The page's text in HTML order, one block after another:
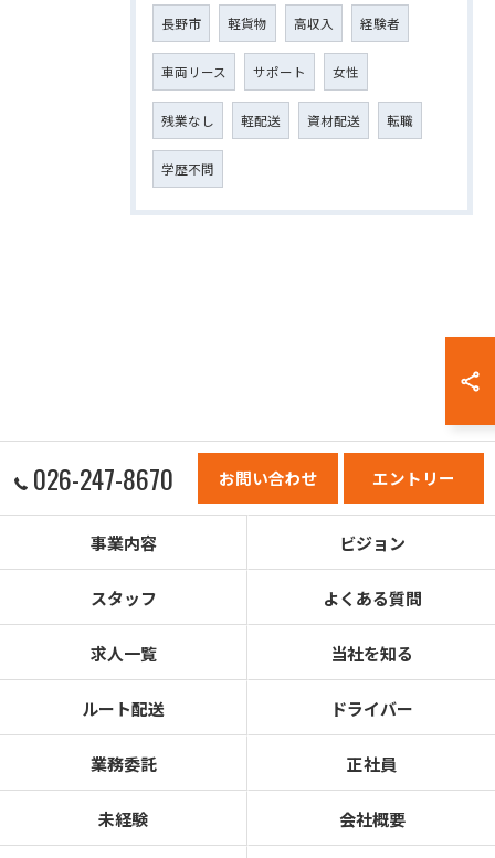
長野市 軽貨物 高収入 経験者
車両リース サポート 女性
残業なし 軽配送 資材配送 転職
学歴不問
026-247-8670 お問い合わせ エントリー
事業内容 ビジョン
スタッフ よくある質問
求人一覧 当社を知る
ルート配送 ドライバー
業務委託 正社員
未経験 会社概要